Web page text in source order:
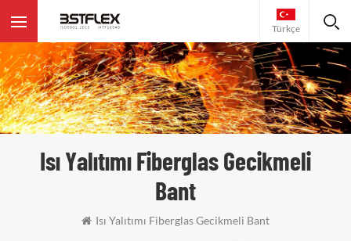
Türkçe
Isı Yalıtımı Fiberglas Gecikmeli
Bant
Isı Yalıtımı Fiberglas Gecikmeli Bant